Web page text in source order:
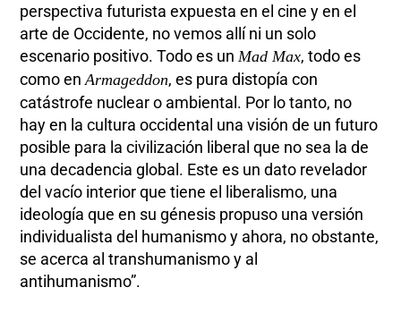
perspectiva futurista expuesta en el cine y en el
arte de Occidente, no vemos allí ni un solo
escenario positivo. Todo es unMad Max, todo es
como enArmageddon, es pura distopía con
catástrofe nuclear o ambiental. Por lo tanto, no
hay en la cultura occidental una visión de un futuro
posible para la civilización liberal que no sea la de
una decadencia global. Este es un dato revelador
del vacío interior que tiene el liberalismo, una
ideología que en su génesis propuso una versión
individualista del humanismo y ahora, no obstante,
se acerca al transhumanismo y al
antihumanismo”.